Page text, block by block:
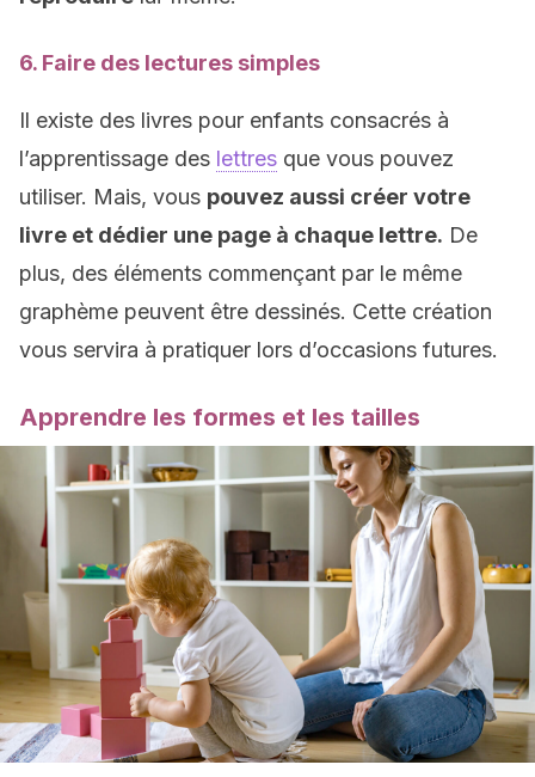
6. Faire des lectures simples
Il existe des livres pour enfants consacrés à
l’apprentissage des lettres que vous pouvez
utiliser. Mais, vous pouvez aussi créer votre
livre et dédier une page à chaque lettre. De
plus, des éléments commençant par le même
graphème peuvent être dessinés. Cette création
vous servira à pratiquer lors d’occasions futures.
Apprendre les formes et les tailles